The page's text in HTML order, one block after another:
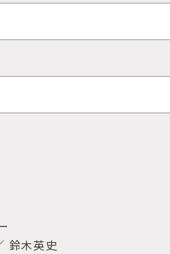
鈴木英史